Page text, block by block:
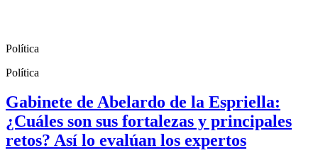
Política
Política
Gabinete de Abelardo de la Espriella:
¿Cuáles son sus fortalezas y principales
retos? Así lo evalúan los expertos